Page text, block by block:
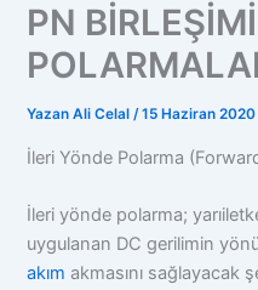
PN
Yazan Ali Celal/15 Haziran 2020
İleri Yönde Polarma
İleri yönde polarma;
uygulanan DC gerilimin
akım akmasını sağlayacak